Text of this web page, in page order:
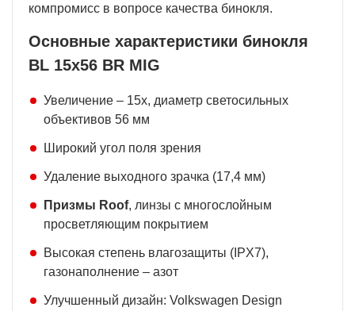
компромисс в вопросе качества бинокля.
Основные характеристики бинокля
BL 15x56 BR MIG
Увеличение – 15х, диаметр светосильных
объективов 56 мм
Широкий угол поля зрения
Удаление выходного зрачка (17,4 мм)
Призмы Roof, линзы с многослойным
просветляющим покрытием
Высокая степень влагозащиты (IPX7),
газонаполнение – азот
Улучшенный дизайн: Volkswagen Design